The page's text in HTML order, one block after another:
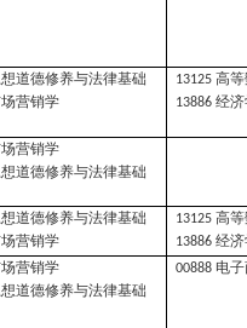
道德修养与法律基础
营销学
13125 高
13886经
营销学
道德修养与法律基础
道德修养与法律基础
营销学
13125 高
13886经
营销学
道德修养与法律基础
00888 电